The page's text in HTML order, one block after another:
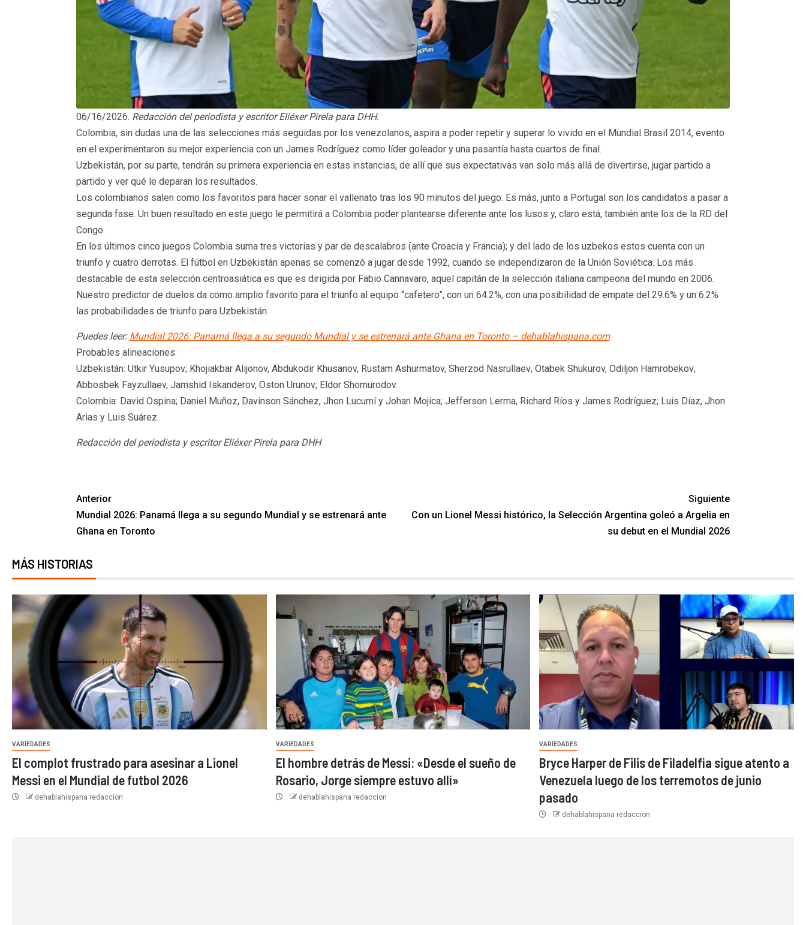
06/16/2026. Redacción del periodista y escritor Eliéxer Pirela para DHH.
Colombia, sin dudas una de las selecciones más seguidas por los venezolanos, aspira a poder repetir y superar lo vivido en el Mundial Brasil 2014, evento
en el experimentaron su mejor experiencia con un James Rodríguez como líder goleador y una pasantía hasta cuartos de final.
Uzbekistán, por su parte, tendrán su primera experiencia en estas instancias, de allí que sus expectativas van solo más allá de divertirse, jugar partido a
partido y ver qué le deparan los resultados.
Los colombianos salen como los favoritos para hacer sonar el vallenato tras los 90 minutos del juego. Es más, junto a Portugal son los candidatos a pasar a
segunda fase. Un buen resultado en este juego le permitirá a Colombia poder plantearse diferente ante los lusos y, claro está, también ante los de la RD del
Congo.
En los últimos cinco juegos Colombia suma tres victorias y par de descalabros (ante Croacia y Francia); y del lado de los uzbekos estos cuenta con un
triunfo y cuatro derrotas. El fútbol en Uzbekistán apenas se comenzó a jugar desde 1992, cuando se independizaron de la Unión Soviética. Los más
destacable de esta selección centroasiática es que es dirigida por Fabio Cannavaro, aquel capitán de la selección italiana campeona del mundo en 2006.
Nuestro predictor de duelos da como amplio favorito para el triunfo al equipo “cafetero”, con un 64.2%, con una posibilidad de empate del 29.6% y un 6.2%
las probabilidades de triunfo para Uzbekistán.
Puedes leer: Mundial 2026: Panamá llega a su segundo Mundial y se estrenará ante Ghana en Toronto – dehablahispana.com
Probables alineaciones:
Uzbekistán: Utkir Yusupov; Khojiakbar Alijonov, Abdukodir Khusanov, Rustam Ashurmatov, Sherzod Nasrullaev; Otabek Shukurov, Odiljon Hamrobekov;
Abbosbek Fayzullaev, Jamshid Iskanderov, Oston Urunov; Eldor Shomurodov.
Colombia: David Ospina; Daniel Muñoz, Davinson Sánchez, Jhon Lucumí y Johan Mojica; Jefferson Lerma, Richard Ríos y James Rodríguez; Luis Díaz, Jhon
Arias y Luis Suárez.
Redacción del periodista y escritor Eliéxer Pirela para DHH
Anterior
Mundial 2026: Panamá llega a su segundo Mundial y se estrenará ante
Ghana en Toronto
Siguiente
Con un Lionel Messi histórico, la Selección Argentina goleó a Argelia en
su debut en el Mundial 2026
MÁS HISTORIAS
VARIEDADES
El complot frustrado para asesinar a Lionel
Messi en el Mundial de futbol 2026
dehablahispana redaccion
VARIEDADES
El hombre detrás de Messi: «Desde el sueño de
Rosario, Jorge siempre estuvo allí»
dehablahispana redaccion
VARIEDADES
Bryce Harper de Filis de Filadelfia sigue atento a
Venezuela luego de los terremotos de junio
pasado
dehablahispana redaccion